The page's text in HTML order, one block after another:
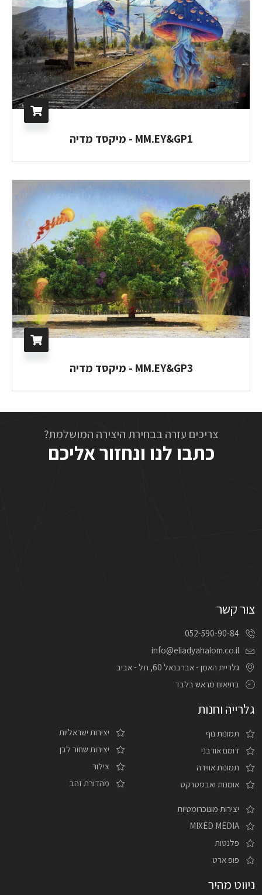
MM.EY&GP1 - מיקסד מדיה
MM.EY&GP3 - מיקסד מדיה
צריכים עזרה בבחירת היצירה המושלמת?
כתבו לנו ונחזור אליכם
צור קשר
052-590-90-84
info@eliadyahalom.co.il
גלריית האמן - אברבנאל 60, תל - אביב
בתיאום מראש בלבד
גלרייה וחנות
תמונות נוף
דומם אורבני
תמונות אווירה
אומנות ואבסטרקט
יצירות ישראליות
יצירות שחור לבן
צילור
מהדורת זהב
יצירות מונוכרומטיות
MIXED MEDIA
פלנטות
פופ ארט
ניווט מהיר